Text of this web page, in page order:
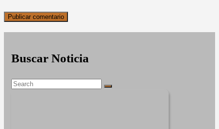
Buscar Noticia
Search
Search